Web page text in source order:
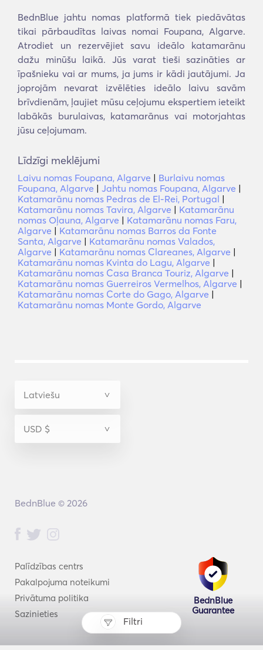
Filtri
BednBlue jahtu nomas platformā tiek piedāvātas
tikai pārbaudītas laivas nomai Foupana, Algarve.
Atrodiet un rezervējiet savu ideālo katamarānu
dažu minūšu laikā. Jūs varat tieši sazināties ar
īpašnieku vai ar mums, ja jums ir kādi jautājumi. Ja
joprojām nevarat izvēlēties ideālo laivu savām
brīvdienām, ļaujiet mūsu ceļojumu ekspertiem ieteikt
labākās burulaivas, katamarānus vai motorjahtas
jūsu ceļojumam.
Līdzīgi meklējumi
Laivu nomas Foupana, Algarve | Burlaivu nomas
Foupana, Algarve | Jahtu nomas Foupana, Algarve |
Katamarānu nomas Pedras de El-Rei, Portugal |
Katamarānu nomas Tavira, Algarve | Katamarānu
nomas Oļauna, Algarve | Katamarānu nomas Faru,
Algarve | Katamarānu nomas Barros da Fonte
Santa, Algarve | Katamarānu nomas Valados,
Algarve | Katamarānu nomas Clareanes, Algarve |
Katamarānu nomas Kvinta do Lagu, Algarve |
Katamarānu nomas Casa Branca Touriz, Algarve |
Katamarānu nomas Guerreiros Vermelhos, Algarve |
Katamarānu nomas Corte do Gago, Algarve |
Katamarānu nomas Monte Gordo, Algarve
Palīdzības centrs
Pakalpojuma noteikumi
Privātuma politika
Sazinieties
BednBlue
Guarantee
BednBlue © 2026